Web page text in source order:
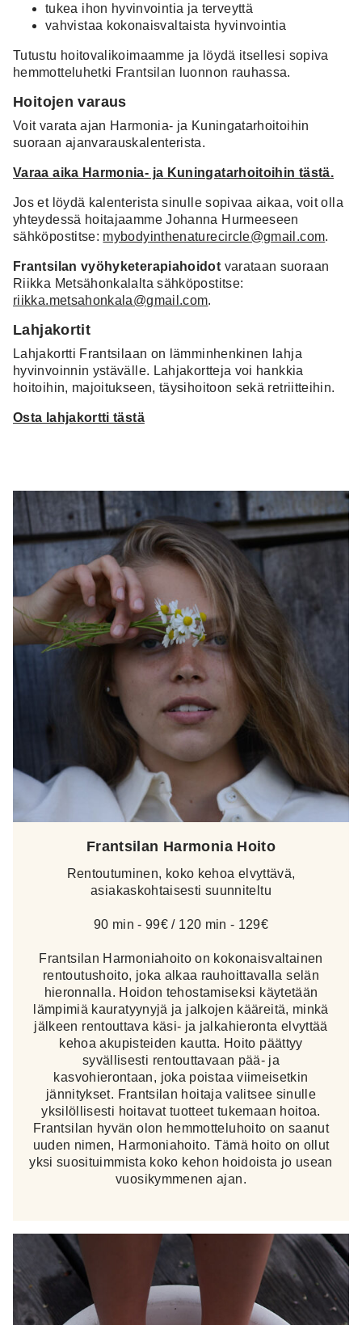
tukea ihon hyvinvointia ja terveyttä
vahvistaa kokonaisvaltaista hyvinvointia
Tutustu hoitovalikoimaamme ja löydä itsellesi sopiva
hemmotteluhetki Frantsilan luonnon rauhassa.
Hoitojen varaus
Voit varata ajan Harmonia- ja Kuningatarhoitoihin
suoraan ajanvarauskalenterista.
Varaa aika Harmonia- ja Kuningatarhoitoihin tästä.
Jos et löydä kalenterista sinulle sopivaa aikaa, voit olla
yhteydessä hoitajaamme Johanna Hurmeeseen
sähköpostitse: mybodyinthenaturecircle@gmail.com.
Frantsilan vyöhyketerapiahoidot varataan suoraan
Riikka Metsähonkalalta sähköpostitse:
riikka.metsahonkala@gmail.com.
Lahjakortit
Lahjakortti Frantsilaan on lämminhenkinen lahja
hyvinvoinnin ystävälle. Lahjakortteja voi hankkia
hoitoihin, majoitukseen, täysihoitoon sekä retriitteihin.
Osta lahjakortti tästä
Frantsilan Harmonia Hoito
Rentoutuminen, koko kehoa elvyttävä,
asiakaskohtaisesti suunniteltu
90 min - 99€ / 120 min - 129€
Frantsilan Harmoniahoito on kokonaisvaltainen
rentoutushoito, joka alkaa rauhoittavalla selän
hieronnalla. Hoidon tehostamiseksi käytetään
lämpimiä kauratyynyjä ja jalkojen kääreitä, minkä
jälkeen rentouttava käsi- ja jalkahieronta elvyttää
kehoa akupisteiden kautta. Hoito päättyy
syvällisesti rentouttavaan pää- ja
kasvohierontaan, joka poistaa viimeisetkin
jännitykset. Frantsilan hoitaja valitsee sinulle
yksilöllisesti hoitavat tuotteet tukemaan hoitoa.
Frantsilan hyvän olon hemmotteluhoito on saanut
uuden nimen, Harmoniahoito. Tämä hoito on ollut
yksi suosituimmista koko kehon hoidoista jo usean
vuosikymmenen ajan.